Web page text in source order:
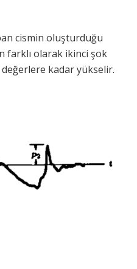
cismin oluşturduğu
farklı olarak ikinci şok
değerlere kadar yükselir.